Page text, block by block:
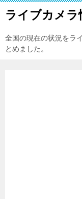
ライブカメラ
全国の現在の状況をラ
とめました。